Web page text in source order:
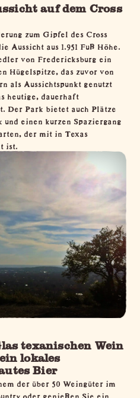
auf dem Cross
zum Gipfel des Cross
Aussicht aus 1.951 Fuß Höhe.
von Fredericksburg ein
Hügelspitze, das zuvor von
als Aussichtspunkt genutzt
heutige, dauerhaft
Der Park bietet auch Plätze
einen kurzen Spaziergang
der mit in Texas
ist.
texanischen Wein
ein lokales
Bier
der über 50 Weingüter im
oder genießen Sie ein